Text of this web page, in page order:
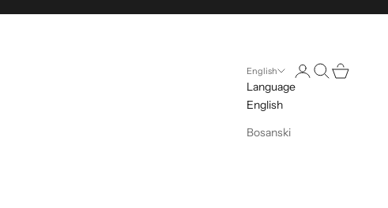
English
Language
English
Bosanski
Open account page
Open search
Open cart